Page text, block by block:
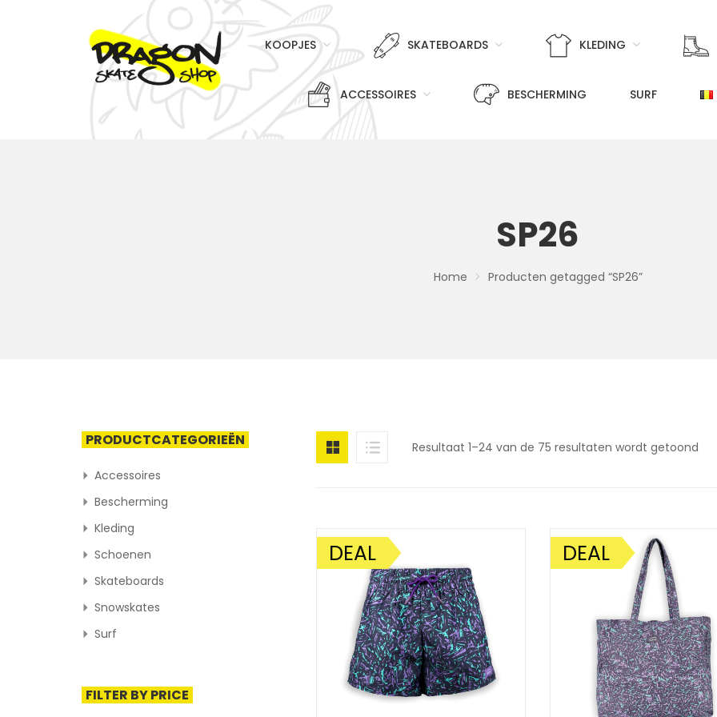
KOOPJES SKATEBOARDS KLEDING
ACCESSOIRES BESCHERMING SURF
SP26
Home Producten getagged “SP26”
PRODUCTCATEGORIEËN
Accessoires
Bescherming
Kleding
Schoenen
Skateboards
Snowskates
Surf
FILTER BY PRICE
Resultaat 1–24 van de 75 resultaten wordt getoond
AANBIEDING!
DEAL AANBIEDING!
DEAL